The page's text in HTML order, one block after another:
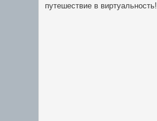
путешествие в виртуальность!